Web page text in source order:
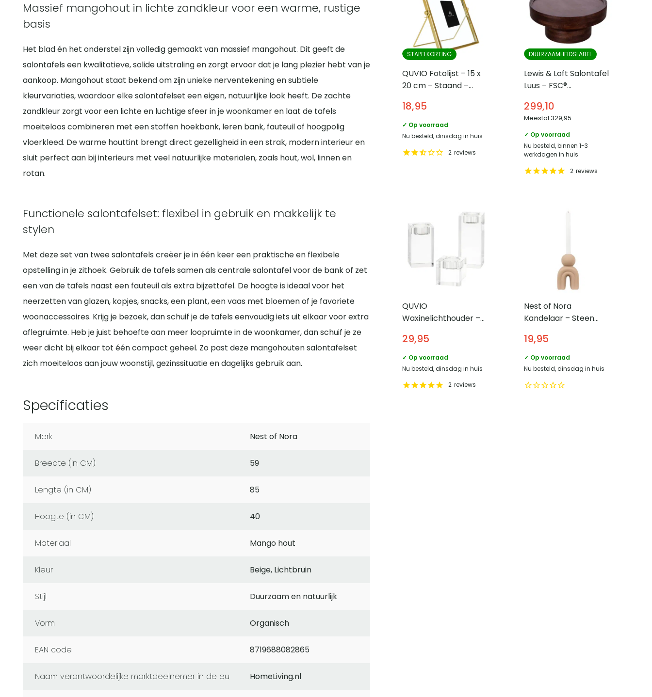
Massief mangohout in lichte zandkleur voor een warme, rustige
basis
Het blad én het onderstel zijn volledig gemaakt van massief mangohout. Dit geeft de
salontafels een kwalitatieve, solide uitstraling en zorgt ervoor dat je lang plezier hebt van je
aankoop. Mangohout staat bekend om zijn unieke nerventekening en subtiele
kleurvariaties, waardoor elke salontafelset een eigen, natuurlijke look heeft. De zachte
zandkleur zorgt voor een lichte en luchtige sfeer in je woonkamer en laat de tafels
moeiteloos combineren met een stoffen hoekbank, leren bank, fauteuil of hoogpolig
vloerkleed. De warme houttint brengt direct gezelligheid in een strak, modern interieur en
sluit perfect aan bij interieurs met veel natuurlijke materialen, zoals hout, wol, linnen en
rotan.
Functionele salontafelset: flexibel in gebruik en makkelijk te
stylen
Met deze set van twee salontafels creëer je in één keer een praktische en flexibele
opstelling in je zithoek. Gebruik de tafels samen als centrale salontafel voor de bank of zet
een van de tafels naast een fauteuil als extra bijzettafel. De hoogte is ideaal voor het
neerzetten van glazen, kopjes, snacks, een plant, een vaas met bloemen of je favoriete
woonaccessoires. Krijg je bezoek, dan schuif je de tafels eenvoudig iets uit elkaar voor extra
aflegruimte. Heb je juist behoefte aan meer loopruimte in de woonkamer, dan schuif je ze
weer dicht bij elkaar tot één compact geheel. Zo past deze mangohouten salontafelset
zich moeiteloos aan jouw woonstijl, gezinssituatie en dagelijks gebruik aan.
Specificaties
Merk Nest of Nora
Breedte (in CM) 59
Lengte (in CM) 85
Hoogte (in CM) 40
Materiaal Mango hout
Kleur Beige, Lichtbruin
Stijl Duurzaam en natuurlijk
Vorm Organisch
EAN code 8719688082865
naam verantwoordelijke marktdeelnemer in de eu HomeLiving.nl
STAPELKORTING
QUVIO Fotolijst – 15 x
20 cm – Staand –
18,95
✓ Op voorraad
Nu besteld, dinsdag in huis
2 reviews
DUURZAAMHEIDSLABEL
Lewis & Loft Salontafel
Luus – FSC®
⌀80 cm– Walnoot
bruin
299,10
Meestal329,95
✓ Op voorraad
Nu besteld, binnen 1-3
werkdagen in huis
2 reviews
QUVIO
Waxinelichthouder –
29,95
✓ Op voorraad
Nu besteld, dinsdag in huis
2 reviews
Nest of Nora
Kandelaar – Steen
19,95
✓ Op voorraad
Nu besteld, dinsdag in huis